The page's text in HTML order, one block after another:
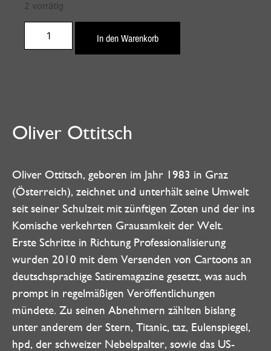
2 vorrätig
In den Warenkorb
Oliver Ottitsch
Oliver Ottitsch, geboren im Jahr 1983 in Graz
(Österreich), zeichnet und unterhält seine Umwelt
seit seiner Schulzeit mit zünftigen Zoten und der ins
Komische verkehrten Grausamkeit der Welt.
Erste Schritte in Richtung Professionalisierung
wurden 2010 mit dem Versenden von Cartoons an
deutschsprachige Satiremagazine gesetzt, was auch
prompt in regelmäßigen Veröffentlichungen
mündete. Zu seinen Abnehmern zählten bislang
unter anderem der Stern, Titanic, taz, Eulenspiegel,
hpd, der schweizer Nebelspalter, sowie das US-